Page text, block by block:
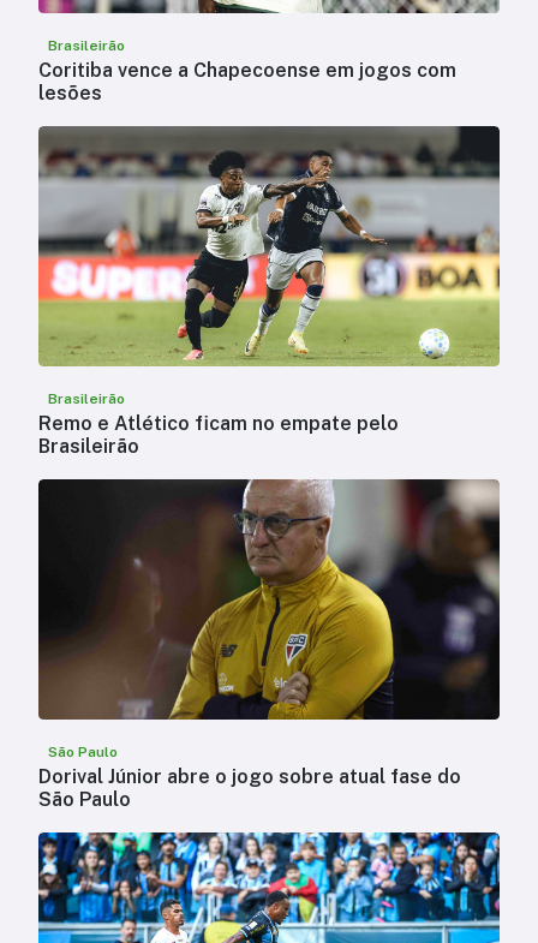
Brasileirão
Coritiba vence a Chapecoense em jogos com
lesões
Brasileirão
Remo e Atlético ficam no empate pelo
Brasileirão
São Paulo
Dorival Júnior abre o jogo sobre atual fase do
São Paulo